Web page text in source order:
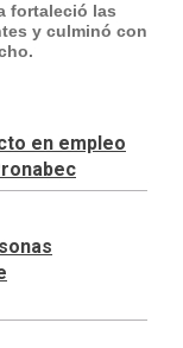
fortaleció las
y culminó con
en empleo